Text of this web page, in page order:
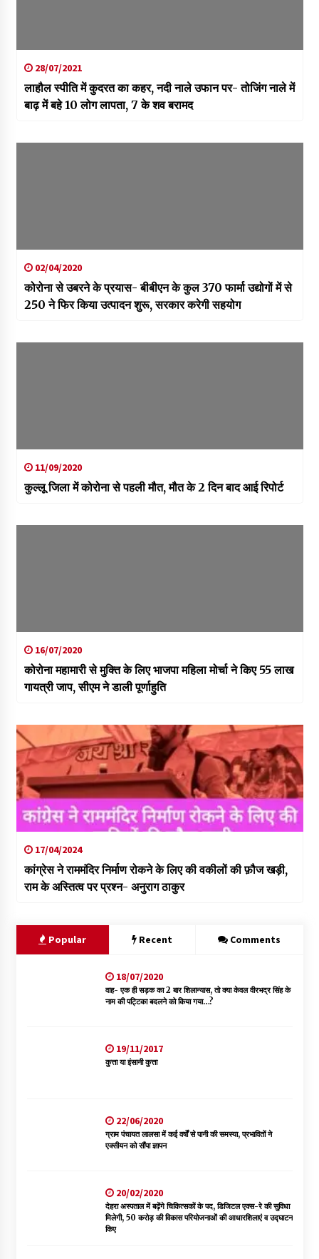
28/07/2021
लाहौल स्पीति में कुदरत का कहर, नदी नाले उफान पर- तोजिंग नाले में
बाढ़ में बहे 10 लोग लापता, 7 के शव बरामद
02/04/2020
कोरोना से उबरने के प्रयास- बीबीएन के कुल 370 फार्मा उद्योगों में से
250 ने फिर किया उत्पादन शुरू, सरकार करेगी सहयोग
11/09/2020
कुल्लू जिला में कोरोना से पहली मौत, मौत के 2 दिन बाद आई रिपोर्ट
16/07/2020
कोरोना महामारी से मुक्ति के लिए भाजपा महिला मोर्चा ने किए 55 लाख
गायत्री जाप, सीएम ने डाली पूर्णाहुति
17/04/2024
कांग्रेस ने राममंदिर निर्माण रोकने के लिए की वकीलों की फ़ौज खड़ी,
राम के अस्तित्व पर प्रश्न- अनुराग ठाकुर
Popular Recent Comments
18/07/2020
वाह- एक ही सड़क का 2 बार शिलान्यास, तो क्या केवल वीरभद्र सिंह के
नाम की पट्टिका बदलने को किया गया…?
19/11/2017
कुत्ता या इंसानी कुत्ता
22/06/2020
ग्राम पंचायत लालसा में कई वर्षों से पानी की समस्या, प्रभावितों ने
एक्सीयन को सौंपा ज्ञापन
20/02/2020
देहरा अस्पताल में बढ़ेंगे चिकित्सकों के पद, डिजिटल एक्स-रे की सुविधा
मिलेगी, 50 करोड़ की विकास परियोजनाओं की आधारशिलाएं व उद्घाटन
किए